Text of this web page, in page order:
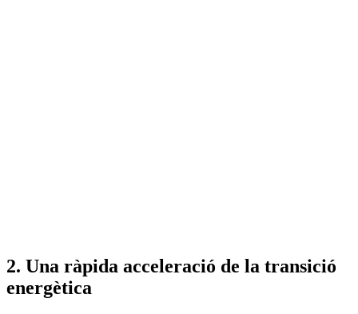
2. Una ràpida acceleració de la transició
energètica